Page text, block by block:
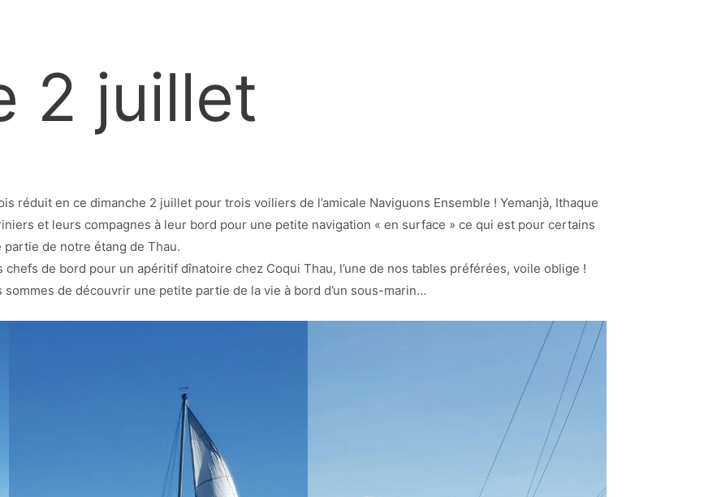
2 juillet
réduit en ce dimanche 2 juillet pour trois voiliers de l’amicale Naviguons Ensemble ! Yemanjà, Ithaque
et leurs compagnes à leur bord pour une petite navigation « en surface » ce qui est pour certains
partie de notre étang de Thau.
de bord pour un apéritif dînatoire chez Coqui Thau, l’une de nos tables préférées, voile oblige !
de découvrir une petite partie de la vie à bord d’un sous-marin…